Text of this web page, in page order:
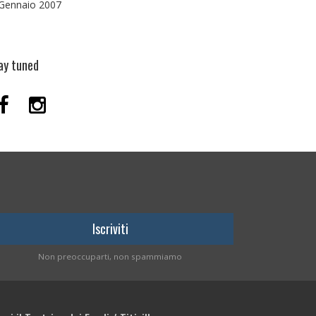
2007
tuned
Non preoccuparti, non spammiamo